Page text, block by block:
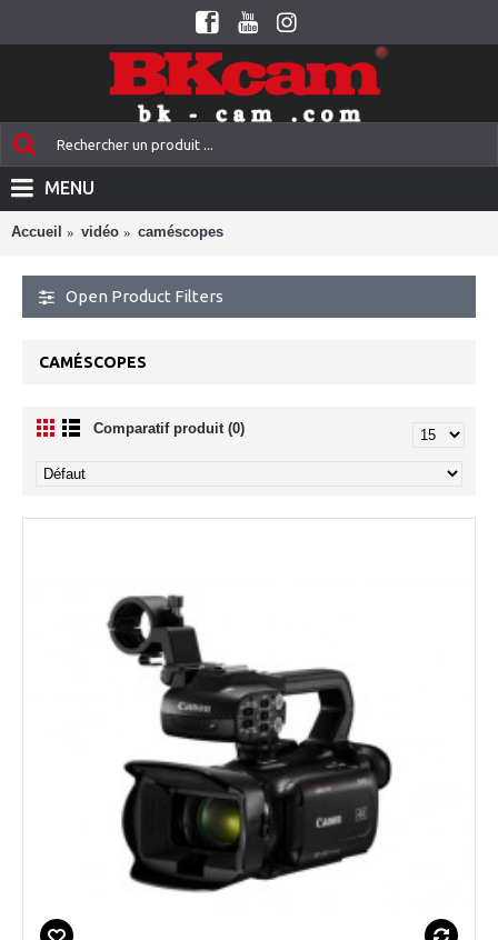
MENU
Accueil vidéo caméscopes
Open Product Filters
CAMÉSCOPES
Comparatif produit (0)